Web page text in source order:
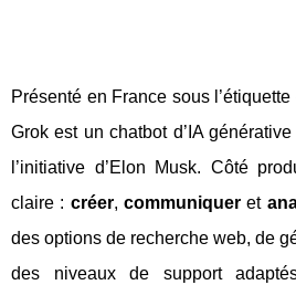
Présenté en France sous
Grok est un chatbot d’IA
l’initiative d’Elon Musk. Côté
claire : créer, communiqueret
des options de recherche web, de
des niveaux de support